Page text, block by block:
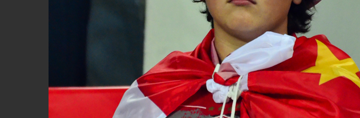
Сборной Росиии ФК Спартак Сезон 2015/2016>Спартак Москва - цска 1:2
Уважаемые посетители нашего сайта!
мы обязательно разместим их в этом разделе.